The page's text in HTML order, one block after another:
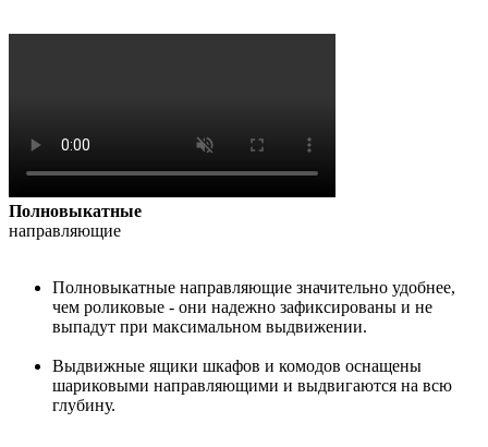
Полновыкатные
направляющие
Полновыкатные направляющие значительно удобнее,
чем роликовые - они надежно зафиксированы и не
выпадут при максимальном выдвижении.
Выдвижные ящики шкафов и комодов оснащены
шариковыми направляющими и выдвигаются на всю
глубину.